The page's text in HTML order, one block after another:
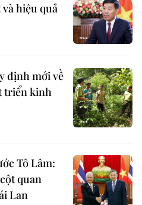
hiệu quả
định mới về
triển kinh
Tô Lâm:
quan
Lan